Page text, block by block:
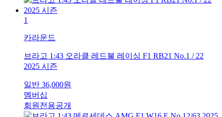
1
카라운드
브라고 1:43 오라클 레드불 레이싱 F1 RB21 No.1 / 22
2025 시즌
일반 36,000원
멤버십
회원전용공개